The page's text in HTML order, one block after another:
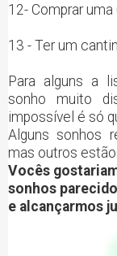
12- Comprar
13 - Ter um
Para alguns a
sonho muito
impossível é só
Alguns sonhos
mas outros
Vocês
sonhos
e alcançarmos